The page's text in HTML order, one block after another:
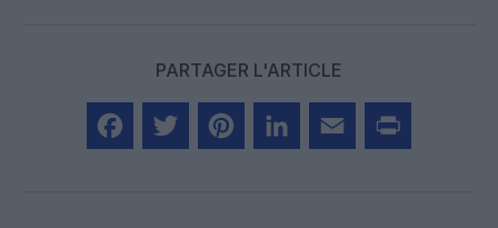
PARTAGER L'ARTICLE